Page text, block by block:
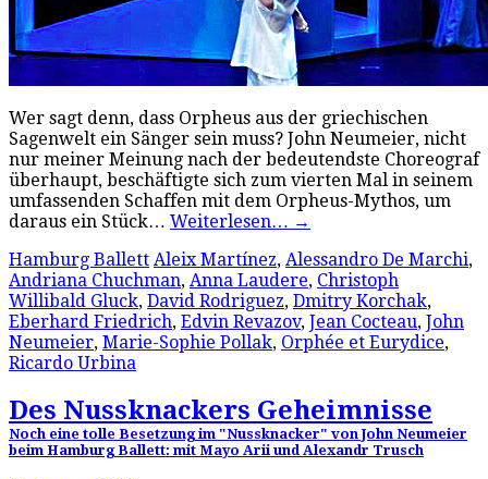
Wer sagt denn, dass Orpheus aus der griechischen
Sagenwelt ein Sänger sein muss? John Neumeier, nicht
nur meiner Meinung nach der bedeutendste Choreograf
überhaupt, beschäftigte sich zum vierten Mal in seinem
umfassenden Schaffen mit dem Orpheus-Mythos, um
daraus ein Stück… Weiterlesen… →
Hamburg Ballett Aleix Martínez, Alessandro De Marchi,
Andriana Chuchman, Anna Laudere, Christoph
Willibald Gluck, David Rodriguez, Dmitry Korchak,
Eberhard Friedrich, Edvin Revazov, Jean Cocteau, John
Neumeier, Marie-Sophie Pollak, Orphée et Eurydice,
Ricardo Urbina
Des Nussknackers Geheimnisse
Noch eine tolle Besetzung im "Nussknacker" von John Neumeier
beim Hamburg Ballett: mit Mayo Arii und Alexandr Trusch